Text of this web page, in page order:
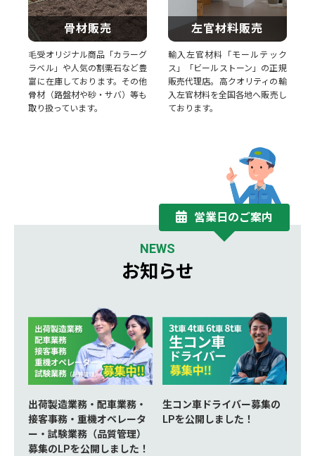
骨材販売
毛受オリジナル商品「カラーグ
ラベル」や人気の割栗石など豊
富に在庫しております。その他
骨材（路盤材や砂・サバ）等も
取り扱っています。
左官材料販売
輸入左官材料「モールテック
ス」「ビールストーン」の正規
販売代理店。高クオリティの輸
入左官材料を全国各地へ販売し
ております。
NEWS
お知らせ
出荷製造業務・配車業務・
接客事務・重機オペレータ
ー・試験業務（品質管理）
募集のLPを公開しました！
生コン車ドライバー募集の
LPを公開しました！
営業日のご案内